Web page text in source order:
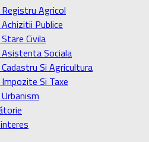
Agricol
Publice
Civila
Sociala
Si Agricultura
Si Taxe